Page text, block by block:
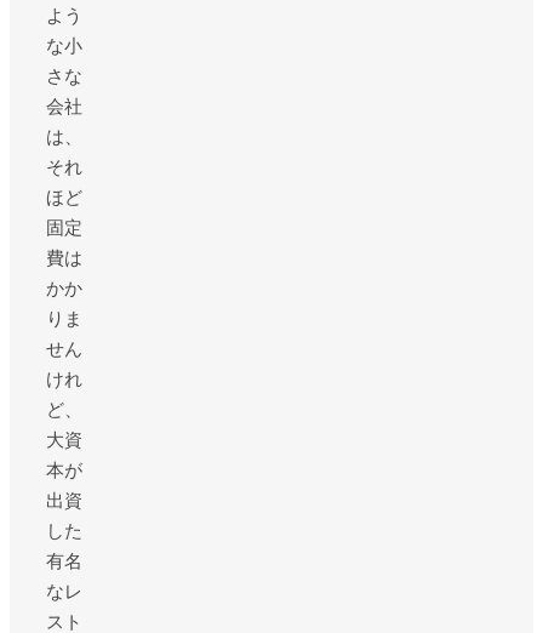
よう
な小
さな
会社
は、
それ
ほど
固定
費は
かか
りま
せん
けれ
ど、
大資
本が
出資
した
有名
なレ
スト